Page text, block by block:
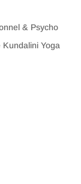
& Psycho
Yoga